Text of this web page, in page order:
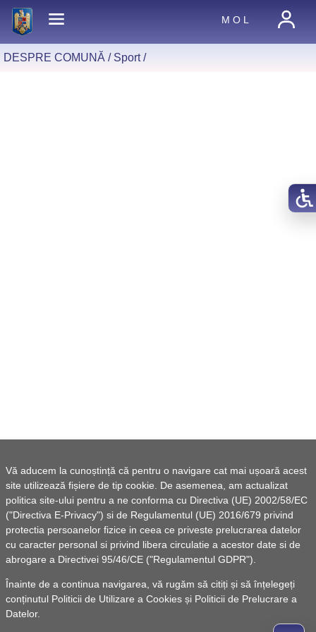
Vă aducem la cunoștință că pentru o navigare cat mai ușoară acest
site utilizează fișiere de tip cookie. De asemenea, am actualizat
politica site-ului pentru a ne conforma cu Directiva (UE) 2002/58/EC
("Directiva E-Privacy") si de Regulamentul (UE) 2016/679 privind
protectia persoanelor fizice in ceea ce priveste prelucrarea datelor
cu caracter personal si privind libera circulatie a acestor date si de
abrogare a Directivei 95/46/CE ("Regulamentul GDPR").
Înainte de a continua navigarea, vă rugăm să citiți și să înțelegeți
conținutul Politicii de Utilizare a Cookies și Politicii de Prelucrare a
Datelor.
M O L
DESPRE COMUNĂ / Sport/